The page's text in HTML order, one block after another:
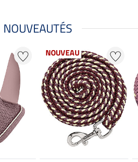
NOUVEAUTÉS
NOUVEAU